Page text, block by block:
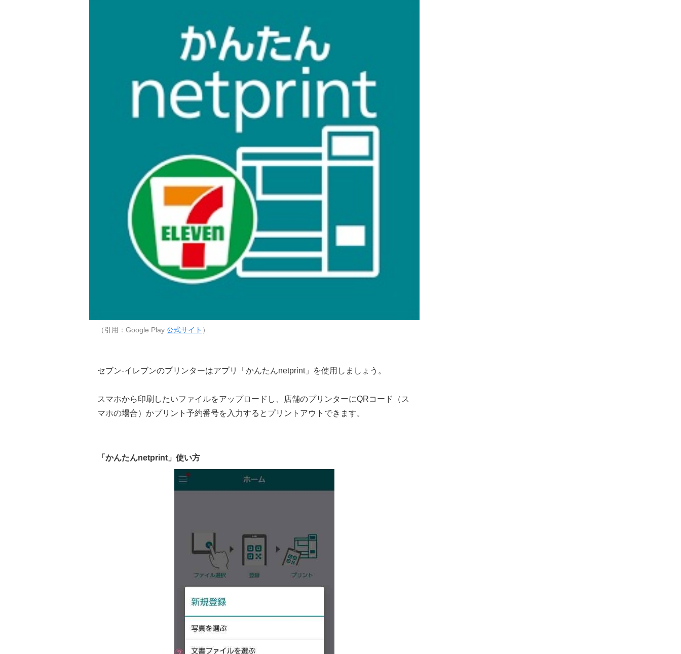
（引用：Google Play 公式サイト ）
セブン-イレブンのプリンターはアプリ「かんたんnetprint」を使用しましょう。
スマホから印刷したいファイルをアップロードし、店舗のプリンターにQRコード（ス
マホの場合）かプリント予約番号を入力するとプリントアウトできます。
「かんたんnetprint」使い方